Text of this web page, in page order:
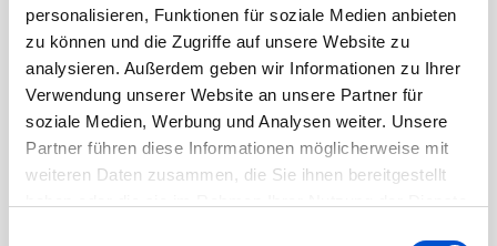
personalisieren, Funktionen für soziale Medien anbieten
zu können und die Zugriffe auf unsere Website zu
analysieren. Außerdem geben wir Informationen zu Ihrer
Verwendung unserer Website an unsere Partner für
soziale Medien, Werbung und Analysen weiter. Unsere
Partner führen diese Informationen möglicherweise mit
weiteren Daten zusammen, die Sie ihnen bereitgestellt
September 2020
Juli 2020
Juni 2020
Mai 2020